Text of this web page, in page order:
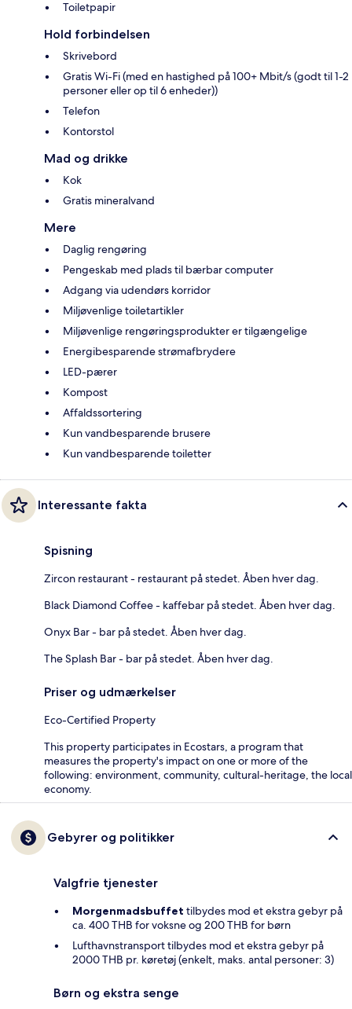
Toiletpapir
Hold forbindelsen
Skrivebord
Gratis Wi-Fi (med en hastighed på 100+ Mbit/s (godt til 1-2
personer eller op til 6 enheder))
Telefon
Kontorstol
Mad og drikke
Kok
Gratis mineralvand
Mere
Daglig rengøring
Pengeskab med plads til bærbar computer
Adgang via udendørs korridor
Miljøvenlige toiletartikler
Miljøvenlige rengøringsprodukter er tilgængelige
Energibesparende strømafbrydere
LED-pærer
Kompost
Affaldssortering
Kun vandbesparende brusere
Kun vandbesparende toiletter
Interessante fakta
Spisning
Zircon restaurant - restaurant på stedet. Åben hver dag.
Black Diamond Coffee - kaffebar på stedet. Åben hver dag.
Onyx Bar - bar på stedet. Åben hver dag.
The Splash Bar - bar på stedet. Åben hver dag.
Priser og udmærkelser
Eco-Certified Property
This property participates in Ecostars, a program that
measures the property's impact on one or more of the
following: environment, community, cultural-heritage, the local
economy.
Gebyrer og politikker
Valgfrie tjenester
Morgenmadsbuffet tilbydes mod et ekstra gebyr på
ca. 400 THB for voksne og 200 THB for børn
Lufthavnstransport tilbydes mod et ekstra gebyr på
2000 THB pr. køretøj (enkelt, maks. antal personer: 3)
Børn og ekstra senge